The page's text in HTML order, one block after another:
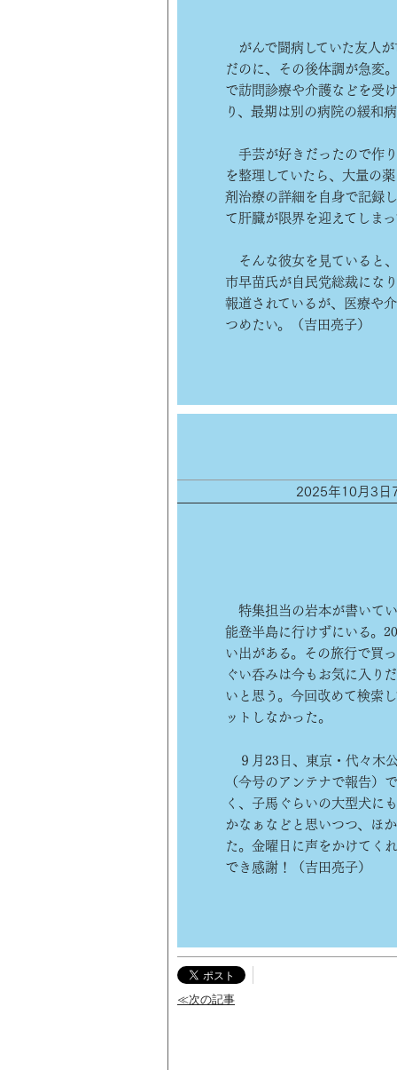
がんで闘病していた友人
だのに、その後体調が急変
で訪問診療や介護などを受
り、最期は別の病院の緩和
手芸が好きだったので作
を整理していたら、大量の
剤治療の詳細を自身で記録
て肝臓が限界を迎えてしま
そんな彼女を見ていると
市早苗氏が自民党総裁にな
報道されているが、医療や
つめたい。（吉田亮子）
2025年10月3日
特集担当の岩本が書いて
能登半島に行けずにいる。
い出がある。その旅行で買
ぐい呑みは今もお気に入り
いと思う。今回改めて検索
ットしなかった。
９月23日、東京・代々木
（今号のアンテナで報告）
く、子馬ぐらいの大型犬に
かなぁなどと思いつつ、ほ
た。金曜日に声をかけてく
でき感謝！（吉田亮子）
≪次の記事